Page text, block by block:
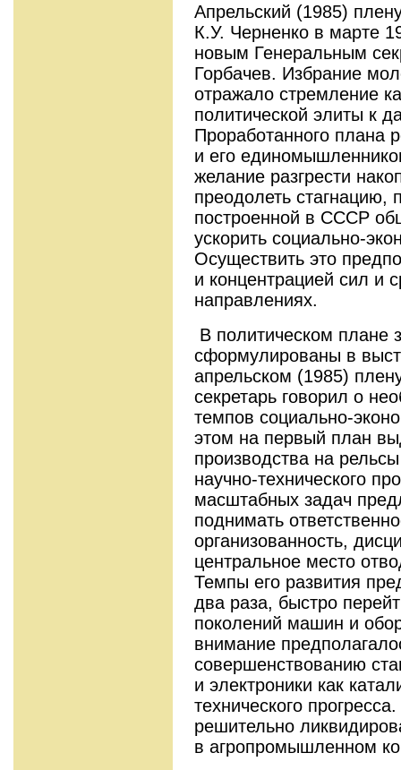
Апрельский (1985)
К.У. Черненко в марте
новым Генеральным
Горбачев. Избрание
отражало стремление
политической элиты к
Проработанного плана
и его
желание разгрести
преодолеть
построенной в СССР
ускорить социально-
Осуществить это
и концентрацией сил и
направлениях.
В политическом плане
сформулированы в
апрельском (1985)
секретарь говорил о
темпов социально-
этом на первый план
производства на
научно-технического
масштабных задач
поднимать
организованность,
центральное место
Темпы его развития
два раза, быстро
поколений машин и
внимание
совершенствованию
и электроники как
технического
решительно
в агропромышленном